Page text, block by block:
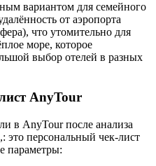
вариантом для семейного
от аэропорта
что утомительно для
море, которое
выбор отелей в разных
AnyTour
в AnyTour после анализа
это персональный чек-лист
параметры: